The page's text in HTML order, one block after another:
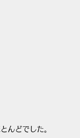
んどでした。